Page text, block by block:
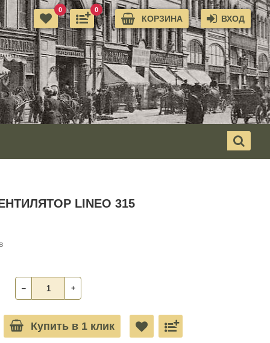
ВХОД
КОРЗИНА
0
0
LINEO 315
‒ +
Купить в 1 клик